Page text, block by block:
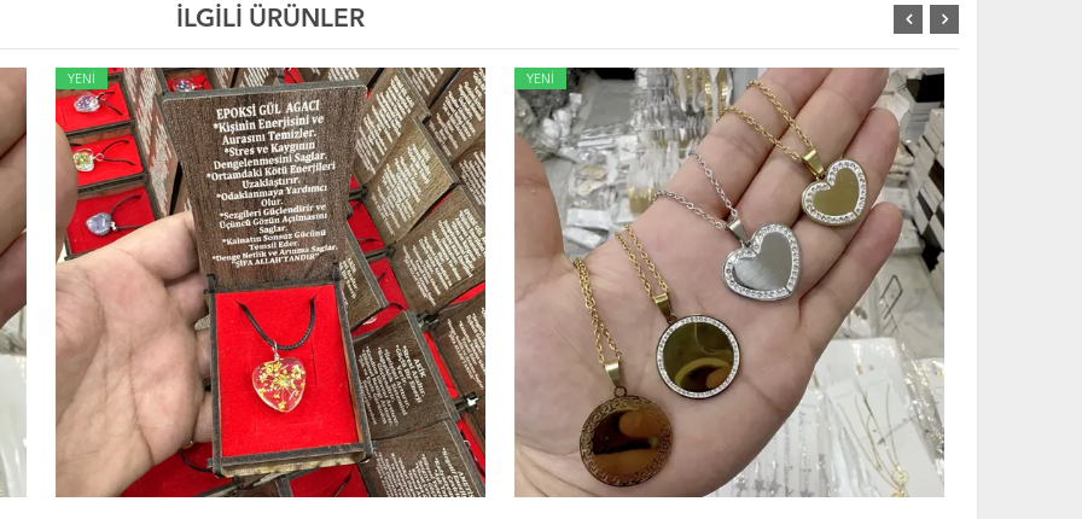
İLGİLİ ÜRÜNLER
YENİ YENİ